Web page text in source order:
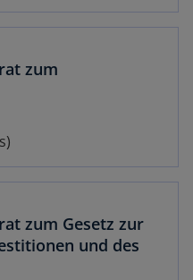
zum
zum Gesetz zur
und des